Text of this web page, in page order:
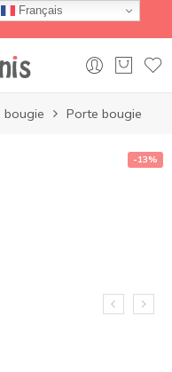
bougie Porte bougie
-13%
Français